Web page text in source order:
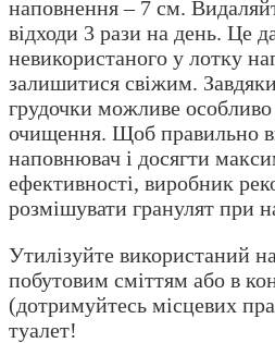
наповнення – 7 см.
відходи 3 рази на день. Це
невикористаного у лотку
залишитися свіжим.
грудочки можливе
очищення. Щоб правильно
наповнювач і досягти
ефективності, виробник
розмішувати гранулят при
Утилізуйте використаний
побутовим сміттям або в
(дотримуйтесь місцевих
туалет!